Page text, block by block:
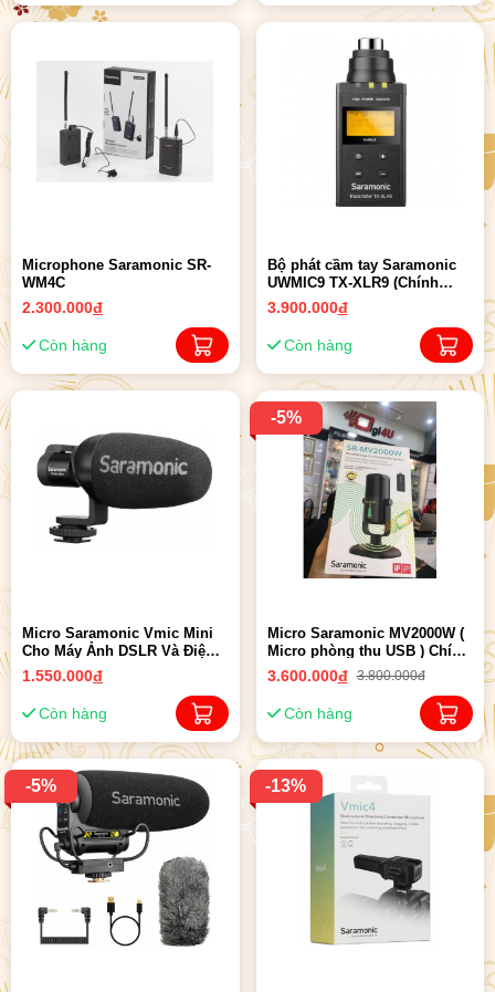
Microphone Saramonic SR-
WM4C
2.300.000đ
Còn hàng
Bộ phát cầm tay Saramonic
UWMIC9 TX-XLR9 (Chính
Hãng)
3.900.000đ
Còn hàng
Micro Saramonic Vmic Mini
Cho Máy Ảnh DSLR Và Điện
Thoại | Chính hãng
1.550.000đ
Còn hàng
-5%
Micro Saramonic MV2000W (
Micro phòng thu USB ) Chính
Hãng
3.600.000đ 3.800.000đ
Còn hàng
-5% -13%